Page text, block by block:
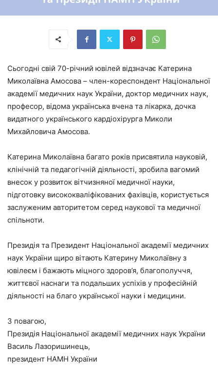
Сьогодні свій 70-річний ювілей відзначає Катерина
Миколаївна Амосова – член-кореспондент Національної
академії медичних наук України, доктор медичних наук,
професор, відома українська вчена та лікарка, дочка
видатного українського кардіохірурга Миколи
Михайловича Амосова.
Катерина Миколаївна багато років присвятила науковій,
клінічній та педагогічній діяльності, зробила вагомий
внесок у розвиток вітчизняної медичної науки,
підготовку висококваліфікованих фахівців, користується
заслуженим авторитетом серед наукової та медичної
спільноти.
Президія та Президент Національної академії медичних
наук України щиро вітають Катерину Миколаївну з
ювілеєм і бажають міцного здоров’я, благополуччя,
життєвої наснаги та подальших успіхів у професійній
діяльності на благо української науки і медицини.
З повагою,
Президія Національної академії медичних наук України
Василь Лазоришинець,
президент НАМН України